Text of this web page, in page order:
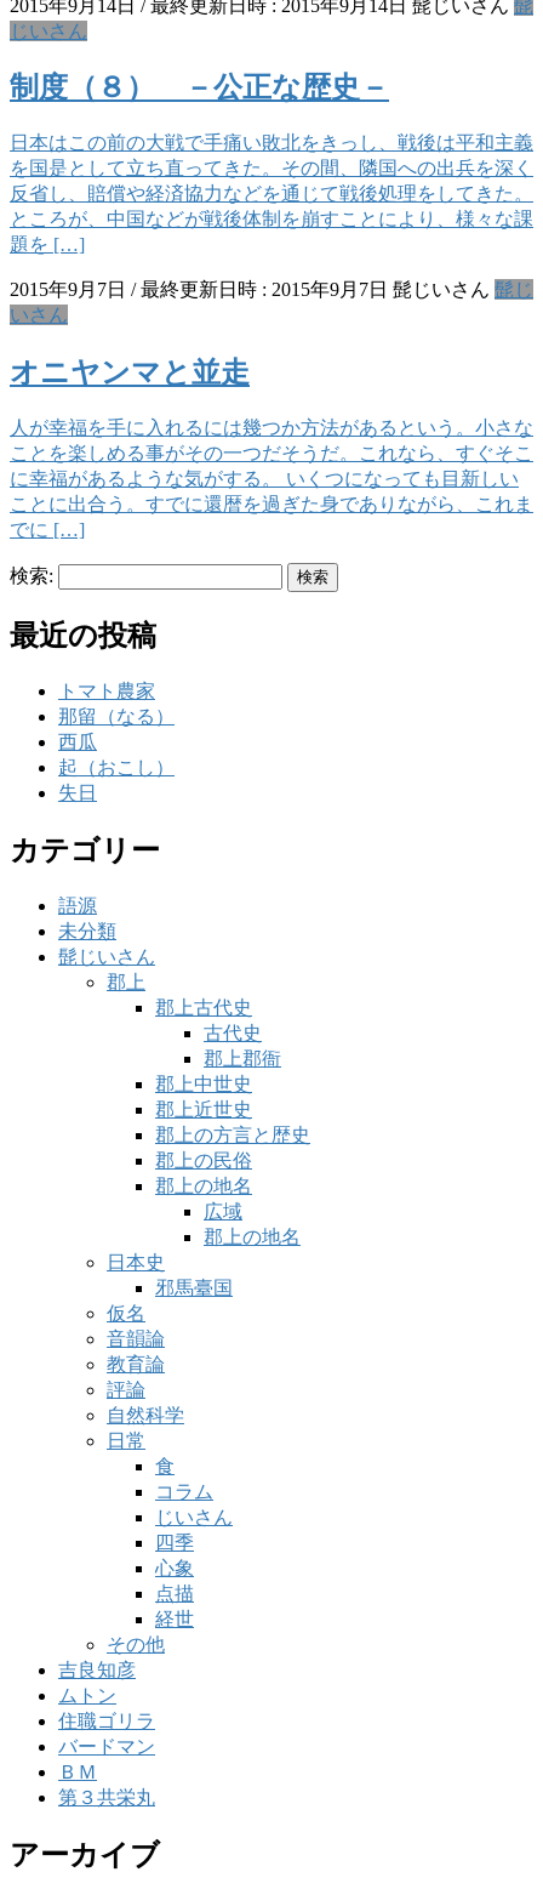
2015年9月14日 / 最終更新日時 : 2015年9月14日 髭じいさん 髭
じいさん
制度（８） －公正な歴史－
日本はこの前の大戦で手痛い敗北をきっし、戦後は平和主義
を国是として立ち直ってきた。その間、隣国への出兵を深く
反省し、賠償や経済協力などを通じて戦後処理をしてきた。
ところが、中国などが戦後体制を崩すことにより、様々な課
題を […]
2015年9月7日 / 最終更新日時 : 2015年9月7日 髭じいさん 髭じ
いさん
オニヤンマと並走
人が幸福を手に入れるには幾つか方法があるという。小さな
ことを楽しめる事がその一つだそうだ。これなら、すぐそこ
に幸福があるような気がする。 いくつになっても目新しい
ことに出合う。すでに還暦を過ぎた身でありながら、これま
でに […]
検索:
最近の投稿
トマト農家
那留（なる）
西瓜
起（おこし）
失日
カテゴリー
語源
未分類
髭じいさん
郡上
郡上古代史
古代史
郡上郡衙
郡上中世史
郡上近世史
郡上の方言と歴史
郡上の民俗
郡上の地名
広域
郡上の地名
日本史
邪馬臺国
仮名
音韻論
教育論
評論
自然科学
日常
食
コラム
じいさん
四季
心象
点描
経世
その他
吉良知彦
ムトン
住職ゴリラ
バードマン
ＢＭ
第３共栄丸
アーカイブ